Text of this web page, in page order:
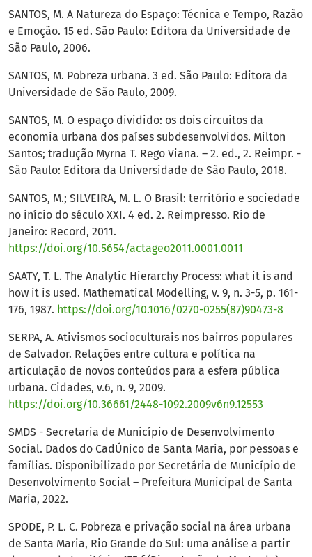
SANTOS, M. A Natureza do Espaço: Técnica e Tempo, Razão
e Emoção. 15 ed. São Paulo: Editora da Universidade de
São Paulo, 2006.
SANTOS, M. Pobreza urbana. 3 ed. São Paulo: Editora da
Universidade de São Paulo, 2009.
SANTOS, M. O espaço dividido: os dois circuitos da
economia urbana dos países subdesenvolvidos. Milton
Santos; tradução Myrna T. Rego Viana. – 2. ed., 2. Reimpr. -
São Paulo: Editora da Universidade de São Paulo, 2018.
SANTOS, M.; SILVEIRA, M. L. O Brasil: território e sociedade
no início do século XXI. 4 ed. 2. Reimpresso. Rio de
Janeiro: Record, 2011.
https://doi.org/10.5654/actageo2011.0001.0011
SAATY, T. L. The Analytic Hierarchy Process: what it is and
how it is used. Mathematical Modelling, v. 9, n. 3-5, p. 161-
176, 1987. https://doi.org/10.1016/0270-0255(87)90473-8
SERPA, A. Ativismos socioculturais nos bairros populares
de Salvador. Relações entre cultura e política na
articulação de novos conteúdos para a esfera pública
urbana. Cidades, v.6, n. 9, 2009.
https://doi.org/10.36661/2448-1092.2009v6n9.12553
SMDS - Secretaria de Município de Desenvolvimento
Social. Dados do CadÚnico de Santa Maria, por pessoas e
famílias. Disponibilizado por Secretária de Município de
Desenvolvimento Social – Prefeitura Municipal de Santa
Maria, 2022.
SPODE, P. L. C. Pobreza e privação social na área urbana
de Santa Maria, Rio Grande do Sul: uma análise a partir